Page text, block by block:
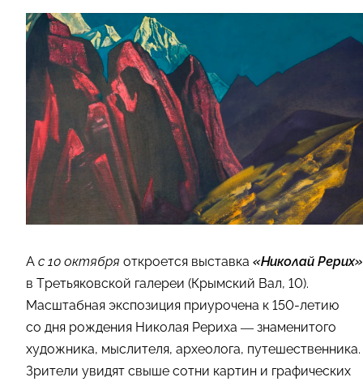
А с 10 октября откроется выставка «Николай Рерих»
в Третьяковской галереи (Крымский Вал, 10).
Масштабная экспозиция приурочена к 150-летию
со дня рождения Николая Рериха — знаменитого
художника, мыслителя, археолога, путешественника.
Зрители увидят свыше сотни картин и графических